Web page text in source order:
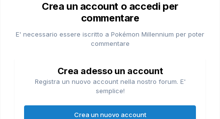
Crea un account o accedi per
commentare
E' necessario essere iscritto a Pokémon Millennium per poter
commentare
Crea adesso un account
Registra un nuovo account nella nostro forum. E'
semplice!
Crea un nuovo account